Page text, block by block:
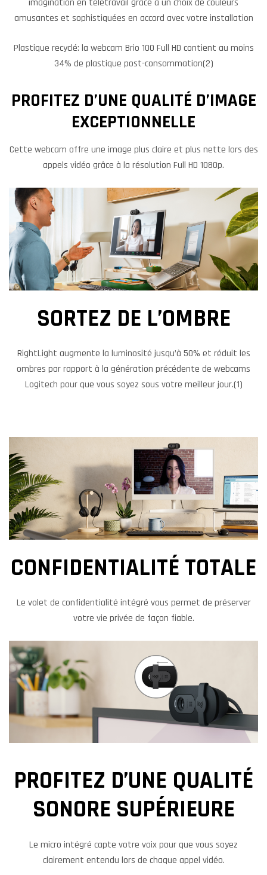
imagination en télétravail grâce à un choix de couleurs
amusantes et sophistiquées en accord avec votre installation
Plastique recyclé: la webcam Brio 100 Full HD contient au moins
34% de plastique post-consommation(2)
PROFITEZ D’UNE QUALITÉ D’IMAGE
EXCEPTIONNELLE
Cette webcam offre une image plus claire et plus nette lors des
appels vidéo grâce à la résolution Full HD 1080p.
SORTEZ DE L’OMBRE
RightLight augmente la luminosité jusqu’à 50% et réduit les
ombres par rapport à la génération précédente de webcams
Logitech pour que vous soyez sous votre meilleur jour.(1)
CONFIDENTIALITÉ TOTALE
Le volet de confidentialité intégré vous permet de préserver
votre vie privée de façon fiable.
PROFITEZ D’UNE QUALITÉ
SONORE SUPÉRIEURE
Le micro intégré capte votre voix pour que vous soyez
clairement entendu lors de chaque appel vidéo.